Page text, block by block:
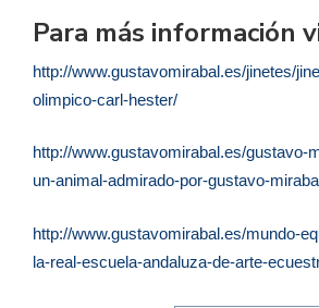
Para más información
http://www.gustavomirabal.es/jinetes/
olimpico-carl-hester/
http://www.gustavomirabal.es/gustavo-
un-animal-admirado-por-gustavo-
http://www.gustavomirabal.es/mundo-
la-real-escuela-andaluza-de-arte-